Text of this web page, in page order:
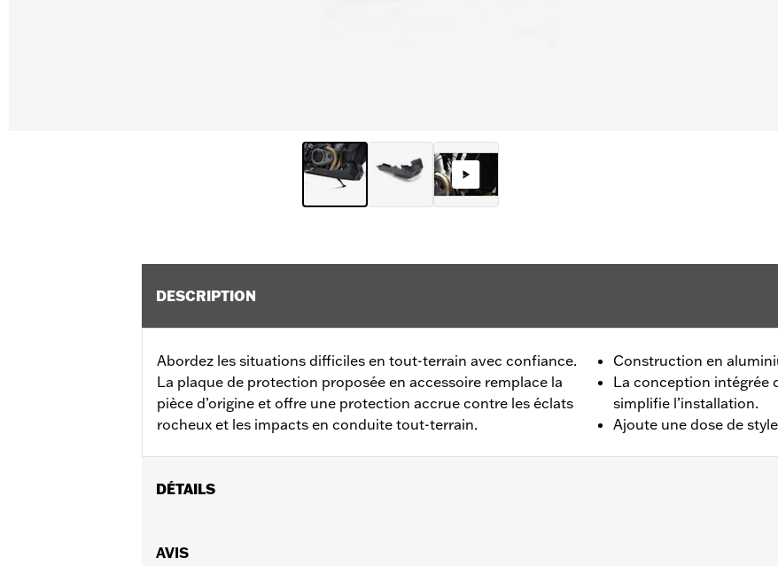
DESCRIPTION
Abordez les situations difficiles en tout-terrain avec confiance.
La plaque de protection proposée en accessoire remplace la
pièce d’origine et offre une protection accrue contre les éclats
rocheux et les impacts en conduite tout-terrain.
Construction en
La conception intégrée
simplifie l’installation.
Ajoute une dose de
DÉTAILS
Instructions d’installation
AVIS